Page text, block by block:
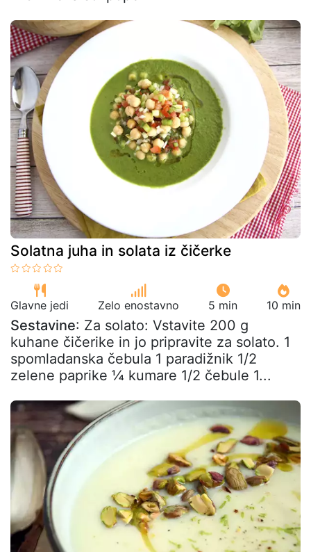
Solatna juha in solata iz čičerke
Glavne jedi Zelo enostavno 5 min 10 min
Sestavine: Za solato: Vstavite 200 g
kuhane čičerike in jo pripravite za solato. 1
spomladanska čebula 1 paradižnik 1/2
zelene paprike ¼ kumare 1/2 čebule 1...